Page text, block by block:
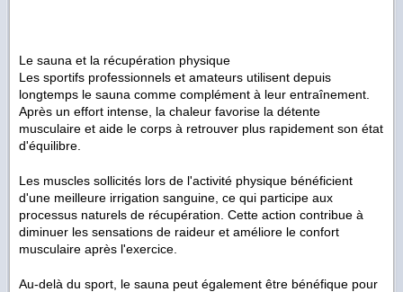
Le sauna et la récupération physique
Les sportifs professionnels et amateurs utilisent depuis
longtemps le sauna comme complément à leur entraînement.
Après un effort intense, la chaleur favorise la détente
musculaire et aide le corps à retrouver plus rapidement son état
d'équilibre.
Les muscles sollicités lors de l'activité physique bénéficient
d'une meilleure irrigation sanguine, ce qui participe aux
processus naturels de récupération. Cette action contribue à
diminuer les sensations de raideur et améliore le confort
musculaire après l'exercice.
Au-delà du sport, le sauna peut également être bénéfique pour